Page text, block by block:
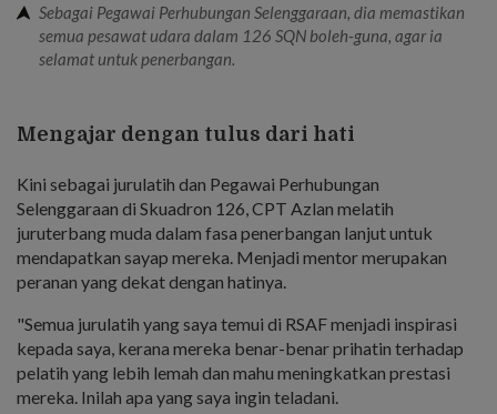
Sebagai Pegawai Perhubungan Selenggaraan, dia memastikan
semua pesawat udara dalam 126 SQN boleh-guna, agar ia
selamat untuk penerbangan.
Mengajar dengan tulus dari hati
Kini sebagai jurulatih dan Pegawai Perhubungan
Selenggaraan di Skuadron 126, CPT Azlan melatih
juruterbang muda dalam fasa penerbangan lanjut untuk
mendapatkan sayap mereka. Menjadi mentor merupakan
peranan yang dekat dengan hatinya.
"Semua jurulatih yang saya temui di RSAF menjadi inspirasi
kepada saya, kerana mereka benar-benar prihatin terhadap
pelatih yang lebih lemah dan mahu meningkatkan prestasi
mereka. Inilah apa yang saya ingin teladani.